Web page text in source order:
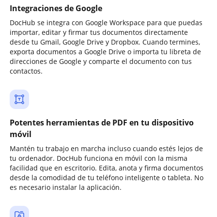
Integraciones de Google
DocHub se integra con Google Workspace para que puedas
importar, editar y firmar tus documentos directamente
desde tu Gmail, Google Drive y Dropbox. Cuando termines,
exporta documentos a Google Drive o importa tu libreta de
direcciones de Google y comparte el documento con tus
contactos.
Potentes herramientas de PDF en tu dispositivo
móvil
Mantén tu trabajo en marcha incluso cuando estés lejos de
tu ordenador. DocHub funciona en móvil con la misma
facilidad que en escritorio. Edita, anota y firma documentos
desde la comodidad de tu teléfono inteligente o tableta. No
es necesario instalar la aplicación.